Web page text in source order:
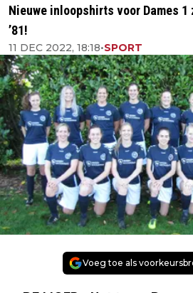
Nieuwe inloopshirts voor Dames 1
’81!
11 DEC 2022, 18:18•SPORT
Voeg toe als